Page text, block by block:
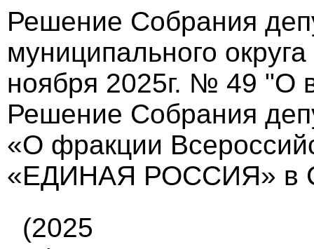
Решение Собрания
муниципального
ноября 2025г. № 49 "О
Решение Собрания
«О фракции
«ЕДИНАЯ РОССИЯ» в
(2025